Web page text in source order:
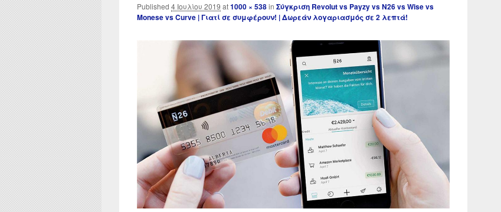
Published 4 Ιουλίου 2019 at1000 × 538in Σύγκριση Revolut vs Payzy vs N26 vs Wise vs
Monese vs Curve | Γιατί σε συμφέρουν! | Δωρεάν λογαριασμός σε 2 λεπτά!